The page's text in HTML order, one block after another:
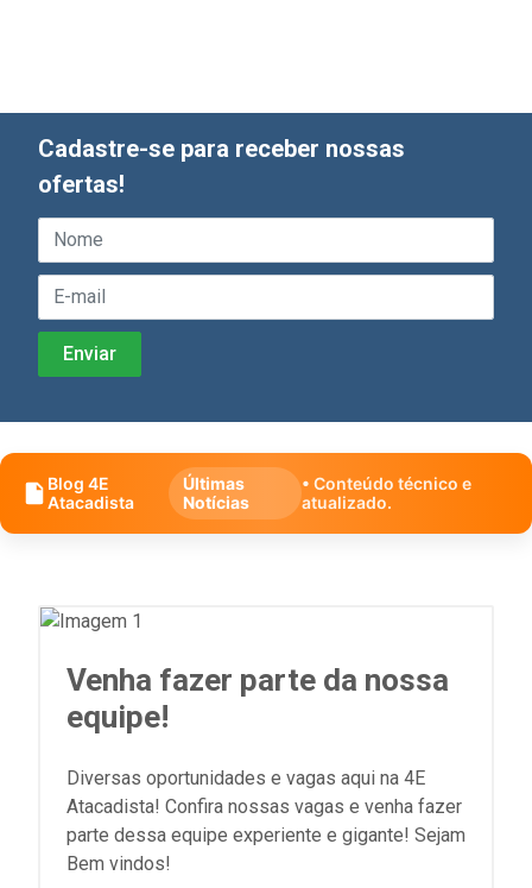
Cadastre-se para receber nossas
ofertas!
Blog 4E
Atacadista
Últimas
Notícias
• Conteúdo técnico e
atualizado.
Venha fazer parte da nossa
equipe!
Diversas oportunidades e vagas aqui na 4E
Atacadista! Confira nossas vagas e venha fazer
parte dessa equipe experiente e gigante! Sejam
Bem vindos!